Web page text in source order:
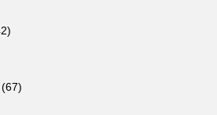
(67)